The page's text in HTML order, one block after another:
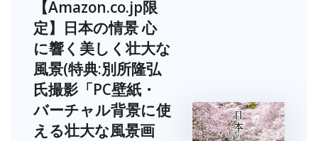
【Amazon.co.jp限
定】日本の情景 心
に響く美しく壮大な
風景(特典:別所隆弘
氏撮影「PC壁紙・
バーチャル背景に使
える壮大な風景画